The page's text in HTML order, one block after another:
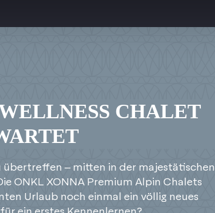
CHALET
übertreffen – mitten in der majestätischen
ONKL XONNA Premium Alpin Chalets
Urlaub noch einmal ein völlig neues